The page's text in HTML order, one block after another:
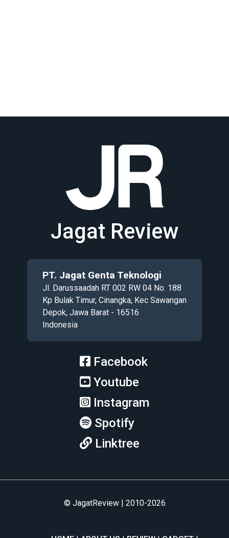
Jagat Review
PT. Jagat Genta Teknologi
Jl. Darussaadah RT 002 RW 04 No. 188
Kp Bulak Timur, Cinangka, Kec Sawangan
Depok, Jawa Barat - 16516
Indonesia
Facebook
Youtube
Instagram
Spotify
Linktree
© JagatReview | 2010-2026